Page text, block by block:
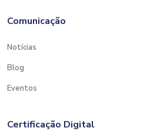
Comunicação
Notícias
Blog
Eventos
Certificação Digital